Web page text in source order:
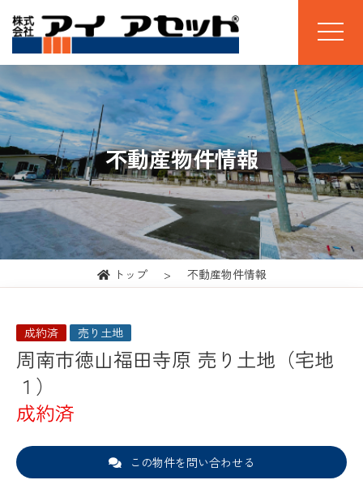
不動産物件情報
トップ 不動産物件情報
成約済 売り土地
周南市徳山福田寺原 売り土地（宅地
１）
成約済
この物件を問い合わせる